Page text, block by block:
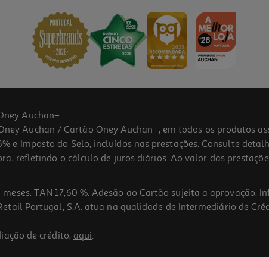
Auchan+.
Auchan / Cartão Oney Auchan+, em todos os produtos
e Imposto do Selo, incluídos nas prestações. Consulte
refletindo o cálculo de juros diários. Ao valor das
TAN 17,60 %. Adesão ao Cartão sujeita a aprovação.
Portugal, S.A. atua na qualidade de Intermediário de
de crédito, aqui.